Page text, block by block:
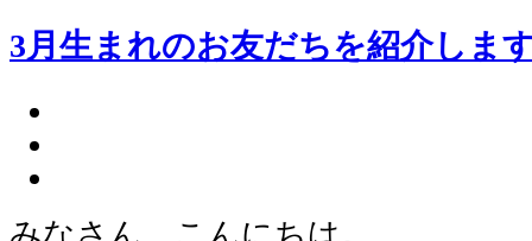
3月生まれのお友だちを紹介しま
みなさん、こんにちは。